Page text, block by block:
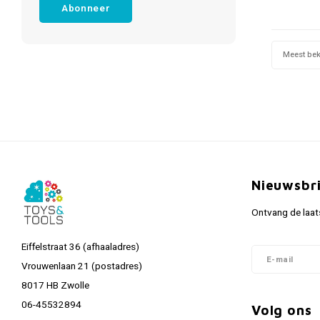
Abonneer
Meest
Eiffelstraat 36 (afhaaladres)
Vrouwenlaan 21 (postadres)
8017 HB Zwolle
06-45532894
Ontvang de
Volg ons